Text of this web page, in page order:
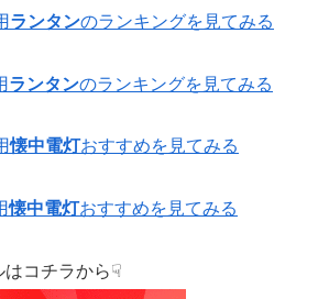
ランタンのランキングを見てみる
ランタンのランキングを見てみる
懐中電灯おすすめを見てみる
懐中電灯おすすめを見てみる
コチラから☟